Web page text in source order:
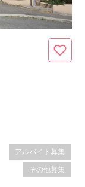
アルバイト募集
その他募集